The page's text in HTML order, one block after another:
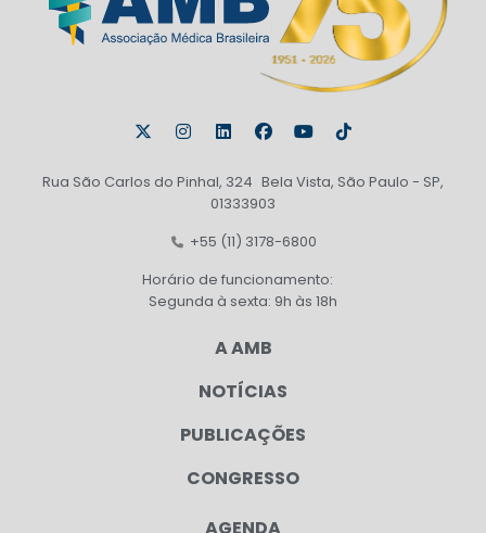
Rua São Carlos do Pinhal, 324 Bela Vista, São Paulo - SP,
01333903
+55 (11) 3178-6800
Horário de funcionamento:
Segunda à sexta: 9h às 18h
A AMB
NOTÍCIAS
PUBLICAÇÕES
CONGRESSO